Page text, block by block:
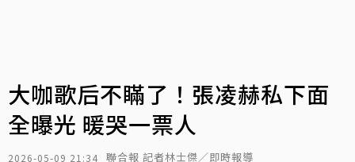
大咖歌后不瞞了！張凌赫私下面
全曝光 暖哭一票人
2026-05-09 21:34 聯合報 記者林士傑／即時報導